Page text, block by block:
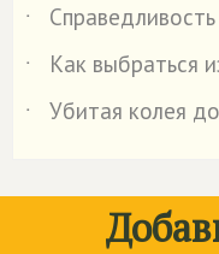
˙
˙
Как выбраться
˙
Убитая колея